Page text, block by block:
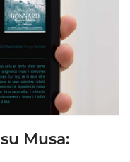
Musa: